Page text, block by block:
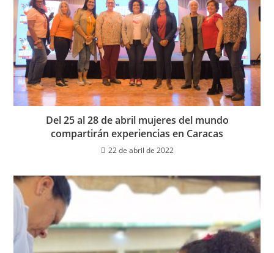
Del 25 al 28 de abril mujeres del mundo
compartirán experiencias en Caracas
22 de abril de 2022